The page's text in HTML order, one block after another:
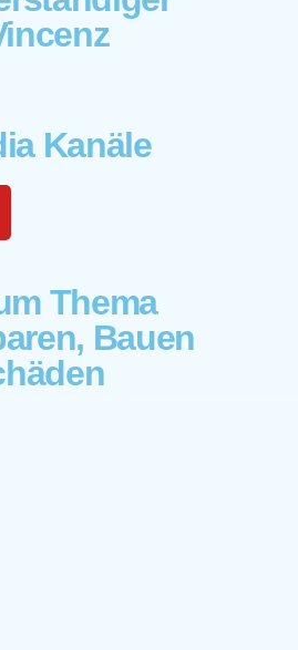
Kanäle
Thema
Bauen